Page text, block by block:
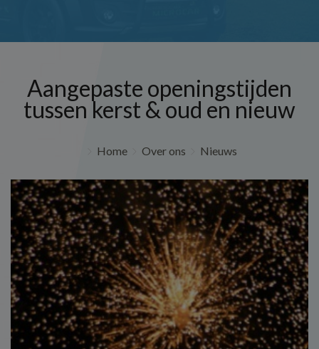
Aangepaste openingstijden
tussen kerst & oud en nieuw
Home Over ons Nieuws